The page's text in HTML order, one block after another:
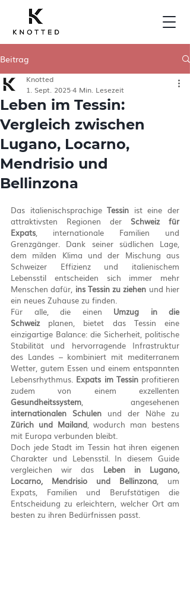
Beitrag
Leben im Tessin:
Vergleich zwischen
Lugano, Locarno,
Mendrisio und
Bellinzona
Knotted
1. Sept. 20254 Min. Lesezeit
Das italienischsprachige Tessin ist eine der
attraktivsten Regionen der Schweiz für
Expats, internationale Familien und
Grenzgänger. Dank seiner südlichen Lage,
dem milden Klima und der Mischung aus
Schweizer Effizienz und italienischem
Lebensstil entscheiden sich immer mehr
Menschen dafür, ins Tessin zu ziehen und hier
ein neues Zuhause zu finden.
Für alle, die einen Umzug in die
Schweiz planen, bietet das Tessin eine
einzigartige Balance: die Sicherheit, politische
Stabilität und hervorragende Infrastruktur
des Landes – kombiniert mit mediterranem
Wetter, gutem Essen und einem entspannten
Lebensrhythmus. Expats im Tessin profitieren
Gesundheitssystem
internationalen Schulen
Zürich und Mailand, wodurch man bestens
mit Europa verbunden bleibt.
Doch jede Stadt im Tessin hat ihren eigenen
Charakter und Lebensstil. In diesem Guide
vergleichen wir das Leben in Lugano,
Locarno, Mendrisio und Bellinzona, um
Expats, Familien und Berufstätigen die
Entscheidung zu erleichtern, welcher Ort am
besten zu ihren Bedürfnissen passt.